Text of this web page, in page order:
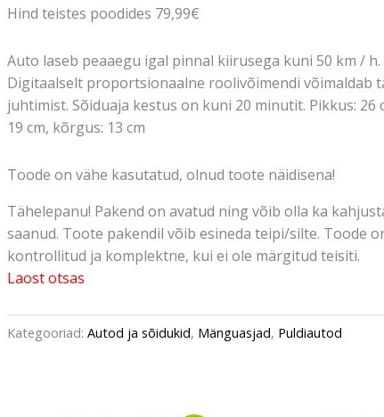
Hind teistes poodides 79,99€
Auto laseb peaaegu igal pinnal kiirusega kuni 50 km / h.
Digitaalselt proportsionaalne roolivõimendi võimaldab
juhtimist. Sõiduaja kestus on kuni 20 minutit. Pikkus: 26
19 cm, kõrgus: 13 cm
Toode on vähe kasutatud, olnud toote näidisena!
Tähelepanu! Pakend on avatud ning võib olla ka
saanud. Toote pakendil võib esineda teipi/silte. Toode
kontrollitud ja komplektne, kui ei ole märgitud teisiti.
Laost otsas
Kategooriad: Autod ja sõidukid, Mänguasjad, Puldiautod